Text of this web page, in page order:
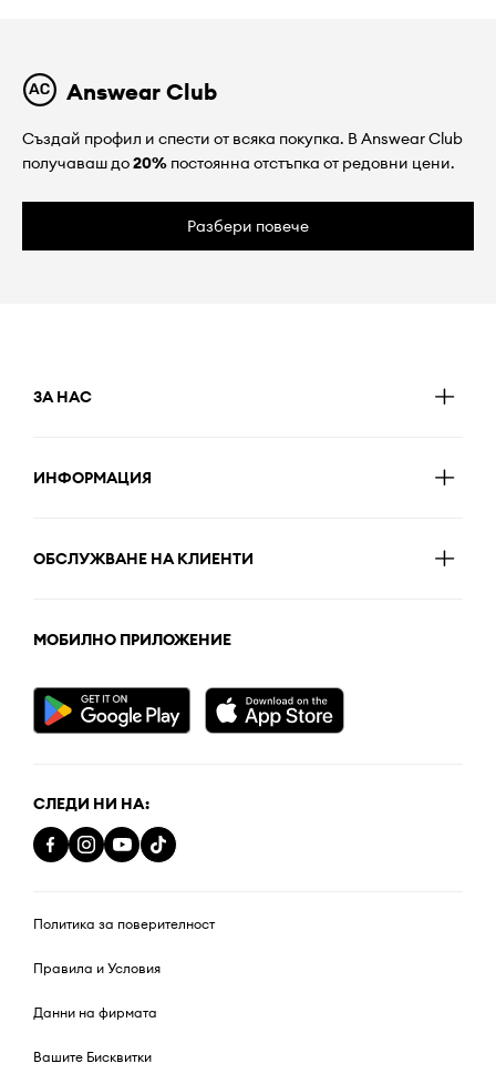
Answear Club
Създай профил и спести от всяка покупка. В Answear Club
получаваш до20% постоянна отстъпка от редовни цени.
Разбери повече
ЗА НАС
ИНФОРМАЦИЯ
ОБСЛУЖВАНЕ НА КЛИЕНТИ
МОБИЛНО ПРИЛОЖЕНИЕ
СЛЕДИ НИ НА:
Политика за поверителност
Правила и Условия
Данни на фирмата
Вашите Бисквитки